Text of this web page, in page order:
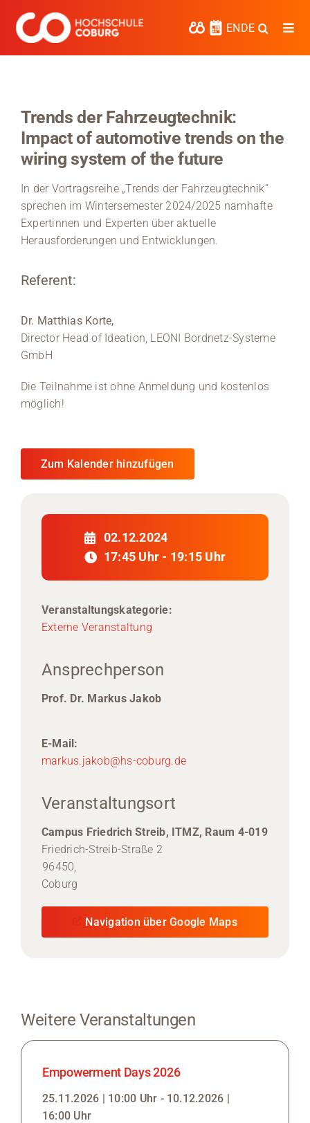
Inhalt
springen
ENDE
Kooperieren
Hochschule Coburg
Regionalentwicklung
Entdecke die Region
Informationen für …
Medien
News
Trends der Fahrzeugtechnik:
Impact of automotive trends on the
wiring system of the future
In der Vortragsreihe „Trends der Fahrzeugtechnik“
sprechen im Wintersemester 2024/2025 namhafte
Expertinnen und Experten über aktuelle
Herausforderungen und Entwicklungen.
Referent:
Dr. Matthias Korte,
Director Head of Ideation, LEONI Bordnetz-Systeme
GmbH
Die Teilnahme ist ohne Anmeldung und kostenlos
möglich!
Zum Kalender hinzufügen
02.12.2024
17:45 Uhr - 19:15 Uhr
Veranstaltungskategorie:
Externe Veranstaltung
Ansprechperson
Prof. Dr. Markus Jakob
E-Mail:
markus.jakob@hs-coburg.de
Veranstaltungsort
Campus Friedrich Streib, ITMZ, Raum 4-019
Friedrich-Streib-Straße 2
96450,
Coburg
Navigation über Google Maps
Weitere Veranstaltungen
Empowerment Days 2026
25.11.2026 | 10:00 Uhr - 10.12.2026 |
16:00 Uhr